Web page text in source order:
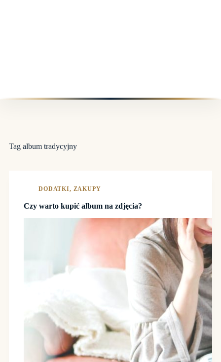
Tag album tradycyjny
DODATKI, ZAKUPY
Czy warto kupić album na zdjęcia?